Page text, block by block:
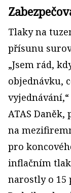
Tlaky na
přísunu
„Jsem rád,
objednávku,
ATAS
na
pro
inflačním
narostly o 15